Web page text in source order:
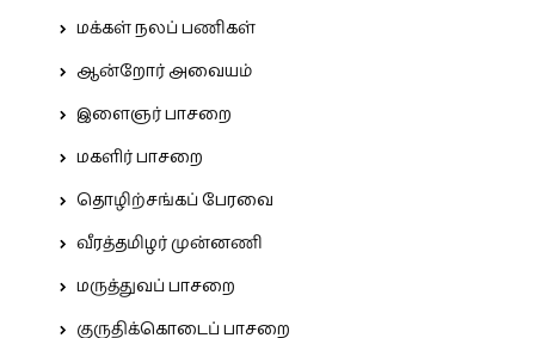
மக்கள் நலப் பணிகள்
ஆன்றோர் அவையம்
இளைஞர் பாசறை
மகளிர் பாசறை
தொழிற்சங்கப் பேரவை
வீரத்தமிழர் முன்னணி
மருத்துவப் பாசறை
குருதிக்கொடைப் பாசறை